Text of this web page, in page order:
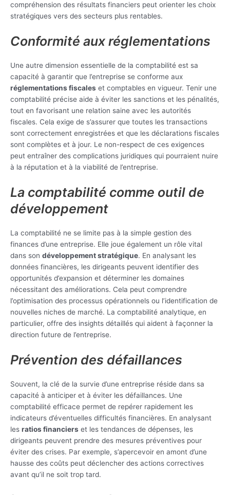
compréhension des résultats financiers peut orienter les choix
stratégiques vers des secteurs plus rentables.
Conformité aux réglementations
Une autre dimension essentielle de la comptabilité est sa
capacité à garantir que l’entreprise se conforme aux
réglementations fiscales et comptables en vigueur. Tenir une
comptabilité précise aide à éviter les sanctions et les pénalités,
tout en favorisant une relation saine avec les autorités
fiscales. Cela exige de s’assurer que toutes les transactions
sont correctement enregistrées et que les déclarations fiscales
sont complètes et à jour. Le non-respect de ces exigences
peut entraîner des complications juridiques qui pourraient nuire
à la réputation et à la viabilité de l’entreprise.
La comptabilité comme outil de
développement
La comptabilité ne se limite pas à la simple gestion des
finances d’une entreprise. Elle joue également un rôle vital
dans son développement stratégique. En analysant les
données financières, les dirigeants peuvent identifier des
opportunités d’expansion et déterminer les domaines
nécessitant des améliorations. Cela peut comprendre
l’optimisation des processus opérationnels ou l’identification de
nouvelles niches de marché. La comptabilité analytique, en
particulier, offre des insights détaillés qui aident à façonner la
direction future de l’entreprise.
Prévention des défaillances
Souvent, la clé de la survie d’une entreprise réside dans sa
capacité à anticiper et à éviter les défaillances. Une
comptabilité efficace permet de repérer rapidement les
indicateurs d’éventuelles difficultés financières. En analysant
les ratios financiers et les tendances de dépenses, les
dirigeants peuvent prendre des mesures préventives pour
éviter des crises. Par exemple, s’apercevoir en amont d’une
hausse des coûts peut déclencher des actions correctives
avant qu’il ne soit trop tard.